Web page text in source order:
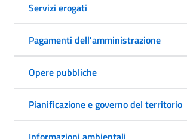
Servizi erogati
Pagamenti dell'amministrazione
Opere pubbliche
Pianificazione e governo del territorio